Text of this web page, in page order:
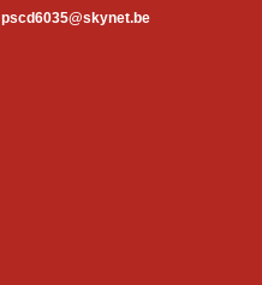
pscd6035@skynet.be